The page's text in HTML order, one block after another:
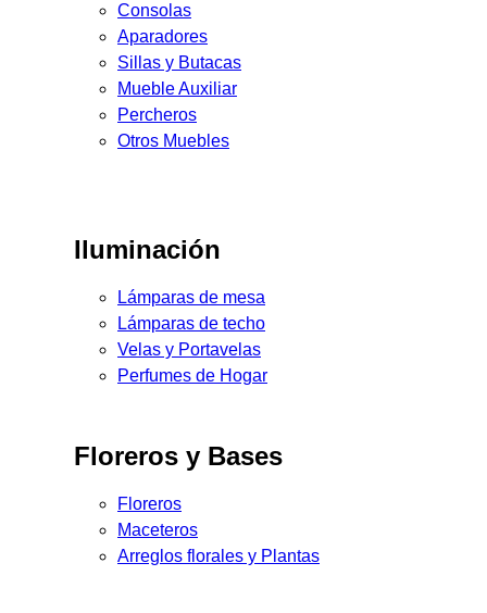
Consolas
Aparadores
Sillas y Butacas
Mueble Auxiliar
Percheros
Otros Muebles
Iluminación
Lámparas de mesa
Lámparas de techo
Velas y Portavelas
Perfumes de Hogar
Floreros y Bases
Floreros
Maceteros
Arreglos florales y Plantas